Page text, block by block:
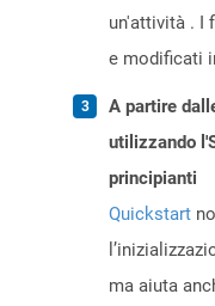
un'attività . I
e modificati
A partire
utilizzando
principianti
Quickstart
ma aiuta